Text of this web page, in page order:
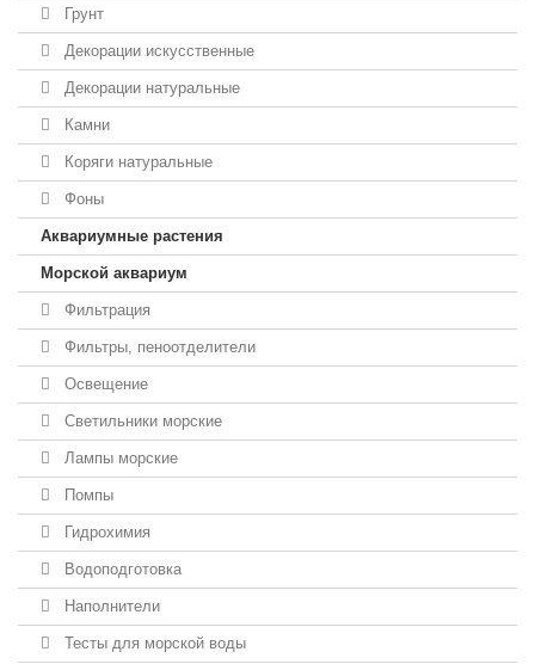
Грунт
Декорации искусственные
Декорации натуральные
Камни
Коряги натуральные
Фоны
Аквариумные растения
Морской аквариум
Фильтрация
Фильтры, пеноотделители
Освещение
Светильники морские
Лампы морские
Помпы
Гидрохимия
Водоподготовка
Наполнители
Тесты для морской воды